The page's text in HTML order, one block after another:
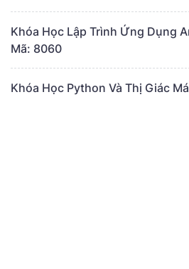
Khóa Học Lập Trình Ứng Dụng
Mã: 8060
Khóa Học Python Và Thị Giác